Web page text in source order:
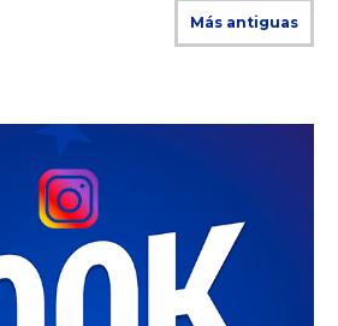
Más antiguas